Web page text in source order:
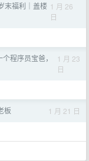
末福利｜盖楼 1 月 26
日
程序员宝爸，
1 月 23
日
板 1 月 21 日